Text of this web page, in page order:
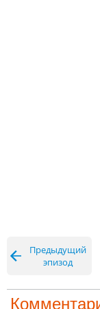
Предыдущий
эпизод